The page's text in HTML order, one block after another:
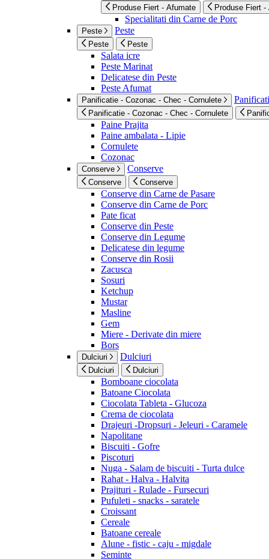
Produse Fiert - Afumate Produse Fiert -
Specialitati din Carne de Porc
Peste Peste
Peste Peste
Salata icre
Peste Marinat
Delicatese din Peste
Peste Afumat
Panificatie - Cozonac - Chec - Cornulete
Panificatie - Cozonac - Chec - Cornulete
Paine Prajita
Paine ambalata - Lipie
Cornulete
Cozonac
Conserve Conserve
Conserve Conserve
Conserve din Carne de Pasare
Conserve din Carne de Porc
Pate ficat
Conserve din Peste
Conserve din Legume
Delicatese din legume
Conserve din Rosii
Zacusca
Sosuri
Ketchup
Mustar
Masline
Gem
Miere - Derivate din miere
Bors
Dulciuri Dulciuri
Dulciuri Dulciuri
Bomboane ciocolata
Batoane Ciocolata
Ciocolata Tableta - Glucoza
Crema de ciocolata
Drajeuri -Dropsuri - Jeleuri - Caramele
Napolitane
Biscuiti - Gofre
Piscoturi
Nuga - Salam de biscuiti - Turta dulce
Rahat - Halva - Halvita
Prajituri - Rulade - Fursecuri
Pufuleti - snacks - saratele
Croissant
Cereale
Batoane cereale
Alune - fistic - caju - migdale
Seminte